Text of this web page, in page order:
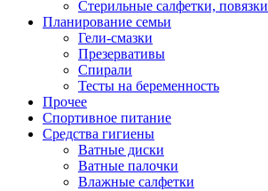
Стерильные салфетки, повязки
Планирование семьи
Гели-смазки
Презервативы
Спирали
Тесты на беременность
Прочее
Спортивное питание
Средства гигиены
Ватные диски
Ватные палочки
Влажные салфетки